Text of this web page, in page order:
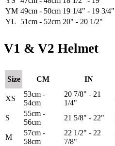
YM 49cm - 50cm 19 1/4" - 19 3/4"
YL
51cm - 52cm 20" - 20 1/2"
V1 & V2 Helmet
Size CM IN
XS
53cm -
54cm
20 7/8" - 21
1/4"
S
55cm -
56cm
21 5/8" - 22"
M
57cm -
58cm
22 1/2" - 22
7/8"